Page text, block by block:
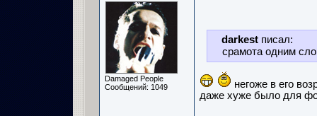
Damaged People
Сообщений: 1049
darkestписал:
срамота одним
негоже в его
даже хуже было для